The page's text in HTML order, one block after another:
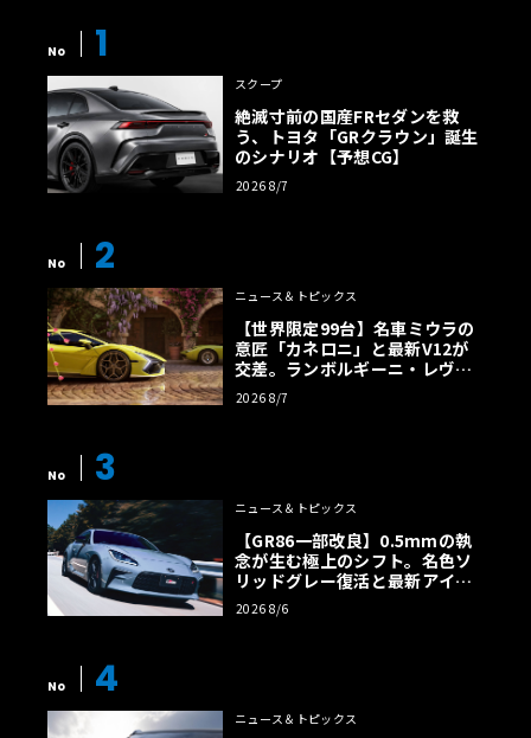
No 1
スクープ
絶滅寸前の国産FRセダンを救
う、トヨタ「GRクラウン」誕生
のシナリオ【予想CG】
2026 8/7
No 2
ニュース＆トピックス
【世界限定99台】名車ミウラの
意匠「カネロニ」と最新V12が
交差。ランボルギーニ・レヴエ
ルトに60周年記念車が登場
2026 8/7
No 3
ニュース＆トピックス
【GR86一部改良】0.5mmの執
念が生む極上のシフト。名色ソ
リッドグレー復活と最新アイサ
イトでFRの極みへ
2026 8/6
No 4
ニュース＆トピックス